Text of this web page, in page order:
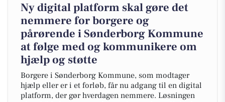
Ny digital platform skal gøre det
nemmere for borgere og
pårørende i Sønderborg Kommune
at følge med og kommunikere om
hjælp og støtte
Borgere i Sønderborg Kommune, som modtager
hjælp eller er i et forløb, får nu adgang til en digital
platform, der gør hverdagen nemmere. Løsningen